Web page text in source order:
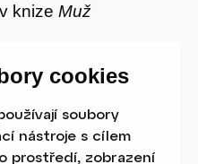
cookies
soubory
nástroje s cílem
prostředí, zobrazení
knize Muž
do jaké míry lze
Šárky